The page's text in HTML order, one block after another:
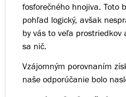
fosforečného hnojiva. Toto
pohľad logický, avšak
by vás to veľa prostriedkov
sa nič.
Vzájomným porovnaním
naše odporúčanie bolo